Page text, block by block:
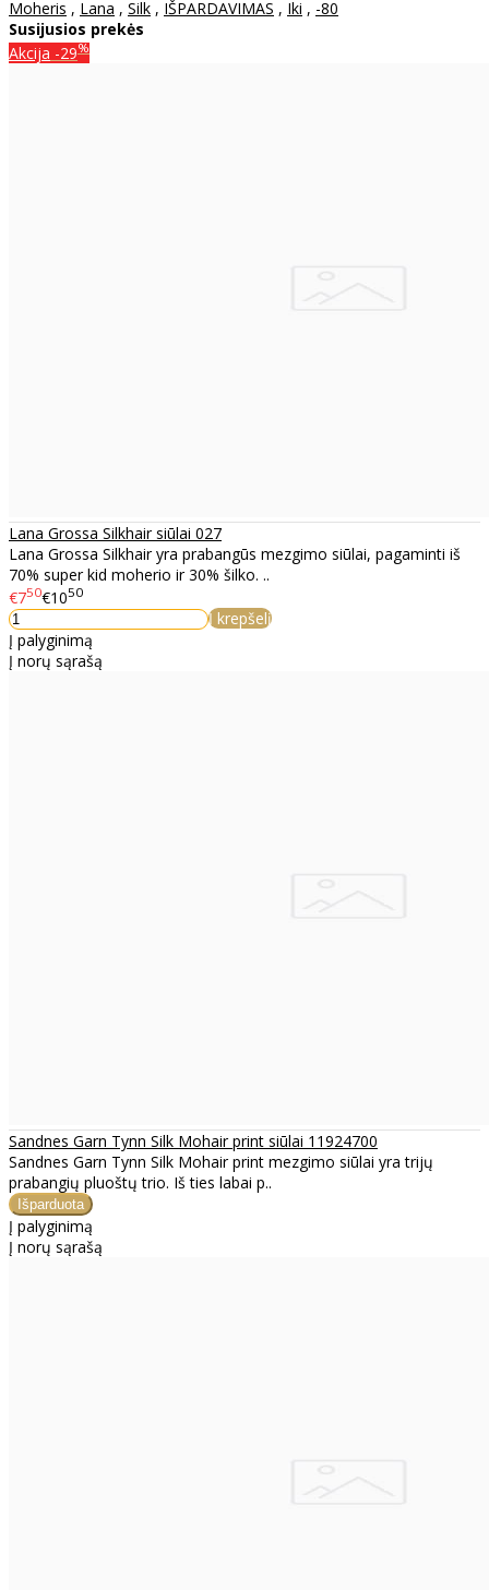
Moheris , Lana , Silk , IŠPARDAVIMAS , Iki , -80
Susijusios prekės
Akcija -29%
Lana Grossa Silkhair siūlai 027
Lana Grossa Silkhair yra prabangūs mezgimo siūlai, pagaminti iš
70% super kid moherio ir 30% šilko. ..
€750€1050
Į krepšelį
Į palyginimą
Į norų sąrašą
Sandnes Garn Tynn Silk Mohair print siūlai 11924700
Sandnes Garn Tynn Silk Mohair print mezgimo siūlai yra trijų
prabangių pluoštų trio. Iš ties labai p..
Į palyginimą
Į norų sąrašą